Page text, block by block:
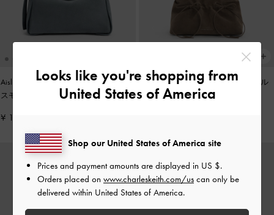
Aislin アシュリン ショルダーバッグ
スモーキーブルー
¥ 15,900
Reese リース ルーシュド ボウ ショル
ダーバッグ-ストーングレー
Looks like you're shopping from
United States of America
Shop our United States of America site
Prices and payment amounts are displayed in US $.
Orders placed on www.charleskeith.com/us can only be
delivered within United States of America.